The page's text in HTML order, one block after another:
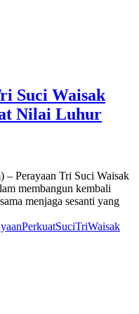
Suci Waisak
Nilai Luhur
– Perayaan Tri Suci Waisak
membangun kembali
menjaga sesanti yang
PerkuatSuciTriWaisak